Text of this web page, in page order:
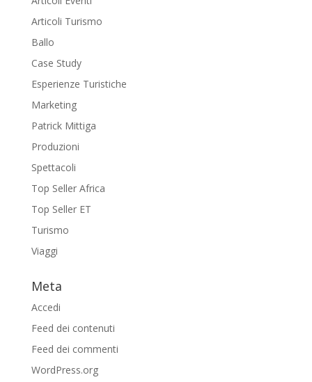
Articoli Turismo
Ballo
Case Study
Esperienze Turistiche
Marketing
Patrick Mittiga
Produzioni
Spettacoli
Top Seller Africa
Top Seller ET
Turismo
Viaggi
Meta
Accedi
Feed dei contenuti
Feed dei commenti
WordPress.org